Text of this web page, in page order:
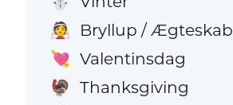
👰 Bryllup / Ægteskab
💘 Valentinsdag
🦃 Thanksgiving